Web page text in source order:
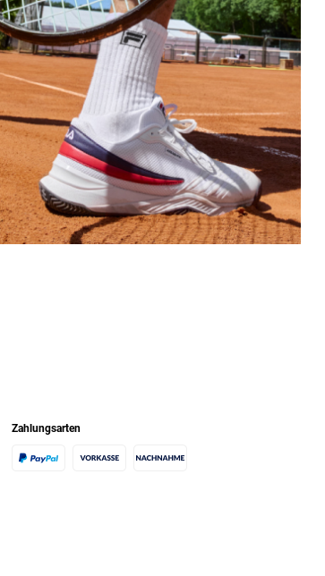
Zahlungsarten